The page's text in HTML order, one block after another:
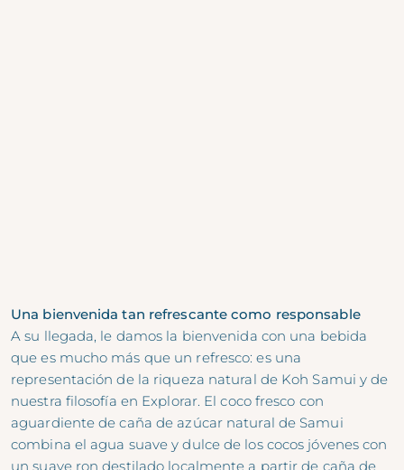
Una bienvenida tan refrescante como responsable
A su llegada, le damos la bienvenida con una bebida
que es mucho más que un refresco: es una
representación de la riqueza natural de Koh Samui y de
nuestra filosofía en Explorar. El coco fresco con
aguardiente de caña de azúcar natural de Samui
combina el agua suave y dulce de los cocos jóvenes con
un suave ron destilado localmente a partir de caña de